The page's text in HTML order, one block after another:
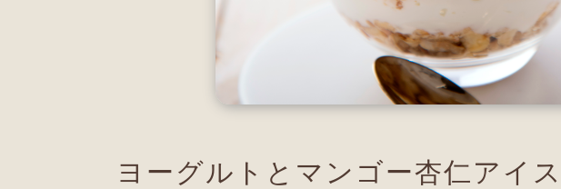
ヨーグルトとマンゴー杏仁アイ